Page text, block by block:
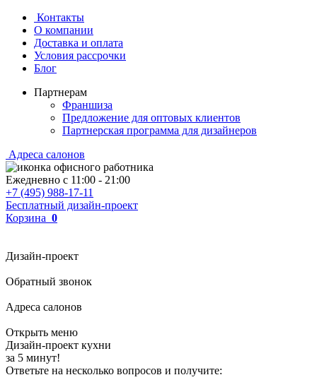
Контакты
О компании
Доставка и оплата
Условия рассрочки
Блог
Партнерам
Франшиза
Предложение для оптовых клиентов
Партнерская программа для дизайнеров
Адреса салонов
Ежедневно с 11:00 - 21:00
+7 (495) 988-17-11
Бесплатный дизайн-проект
Корзина 0
Дизайн-проект
Обратный звонок
Адреса салонов
Открыть меню
Дизайн-проект кухни
за 5 минут!
Ответьте на несколько вопросов и получите: